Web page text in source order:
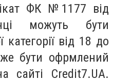
ФК №1177 від
можуть бути
категорії від 18 до
бути офрмлений
сайті Credit7.UA.